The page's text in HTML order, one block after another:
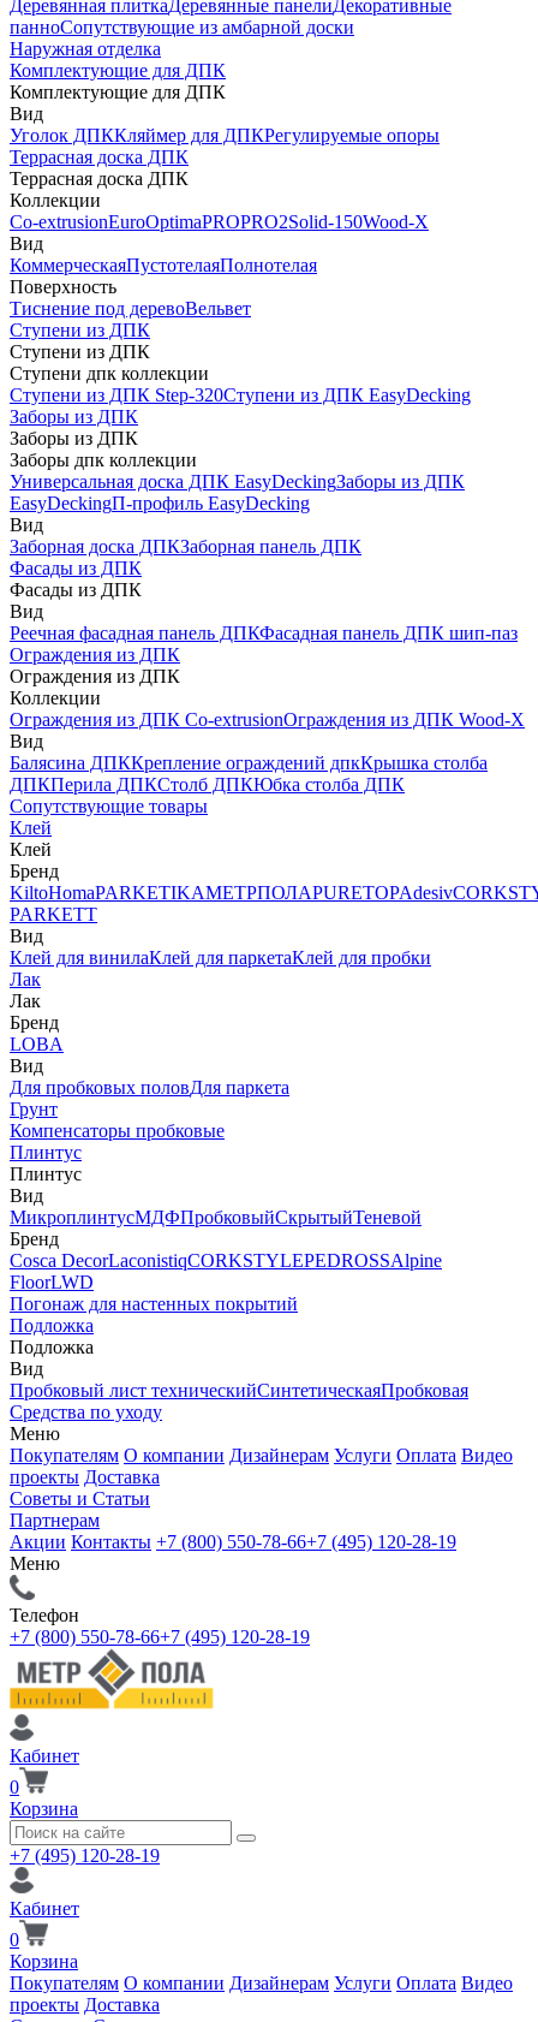
Деревянная плиткаДеревянные панелиДекоративные
панноСопутствующие из амбарной доски
Наружная отделка
Комплектующие для ДПК
Комплектующие для ДПК
Вид
Уголок ДПККляймер для ДПКРегулируемые опоры
Террасная доска ДПК
Террасная доска ДПК
Коллекции
Co-extrusionEuroOptimaPROPRO2Solid-150Wood-X
Вид
КоммерческаяПустотелаяПолнотелая
Поверхность
Тиснение под деревоВельвет
Ступени из ДПК
Ступени из ДПК
Ступени дпк коллекции
Ступени из ДПК Step-320Ступени из ДПК EasyDecking
Заборы из ДПК
Заборы из ДПК
Заборы дпк коллекции
Универсальная доска ДПК EasyDeckingЗаборы из ДПК
EasyDeckingП-профиль EasyDecking
Вид
Заборная доска ДПКЗаборная панель ДПК
Фасады из ДПК
Фасады из ДПК
Вид
Реечная фасадная панель ДПКФасадная панель ДПК шип-паз
Ограждения из ДПК
Ограждения из ДПК
Коллекции
Ограждения из ДПК Co-extrusionОграждения из ДПК Wood-X
Вид
Балясина ДПККрепление ограждений дпкКрышка столба
ДПКПерила ДПКСтолб ДПКЮбка столба ДПК
Сопутствующие товары
Клей
Клей
Бренд
KiltoHomaPARKETIKAМЕТРПОЛАPURETOPAdesiv
PARKETT
Вид
Клей для винилаКлей для паркетаКлей для пробки
Лак
Лак
Бренд
LOBA
Вид
Для пробковых половДля паркета
Грунт
Компенсаторы пробковые
Плинтус
Плинтус
Вид
МикроплинтусМДФПробковыйСкрытыйТеневой
Бренд
Cosca DecorLaconistiqCORKSTYLEPEDROSSAlpine
FloorLWD
Погонаж для настенных покрытий
Подложка
Подложка
Вид
Пробковый лист техническийСинтетическаяПробковая
Средства по уходу
Меню
Покупателям О компании Дизайнерам Услуги Оплата Видео
проекты Доставка
Советы и Статьи
Партнерам
Акции Контакты +7 (800) 550-78-66+7 (495) 120-28-19
Меню
Телефон
+7 (800) 550-78-66+7 (495) 120-28-19
Кабинет
0
Корзина
+7 (495) 120-28-19
Кабинет
0
Корзина
Покупателям О компании Дизайнерам Услуги Оплата Видео
проекты Доставка